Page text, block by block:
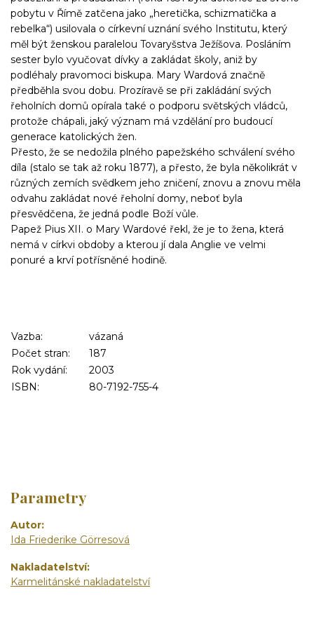
pobytu v Římě zatčena jako „heretička, schizmatička a
rebelka“) usilovala o církevní uznání svého Institutu, který
měl být ženskou paralelou Tovaryšstva Ježíšova. Posláním
sester bylo vyučovat dívky a zakládat školy, aniž by
podléhaly pravomoci biskupa. Mary Wardová značně
předběhla svou dobu. Prozíravě se při zakládání svých
řeholních domů opírala také o podporu světských vládců,
protože chápali, jaký význam má vzdělání pro budoucí
generace katolických žen.
Přesto, že se nedožila plného papežského schválení svého
díla (stalo se tak až roku 1877), a přesto, že byla několikrát v
různých zemích svědkem jeho zničení, znovu a znovu měla
odvahu zakládat nové řeholní domy, neboť byla
přesvědčena, že jedná podle Boží vůle.
Papež Pius XII. o Mary Wardové řekl, že je to žena, která
nemá v církvi obdoby a kterou jí dala Anglie ve velmi
ponuré a krví potřísněné hodině.
Vazba:
vázaná
Počet stran:
187
Rok vydání:
2003
ISBN:
80-7192-755-4
Parametry
Autor
Ida Friederike Görresová
Nakladatelství
Karmelitánské nakladatelství